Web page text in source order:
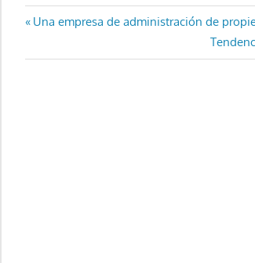
Navegación
de
Entrada
Una empresa de administración de
Entrada